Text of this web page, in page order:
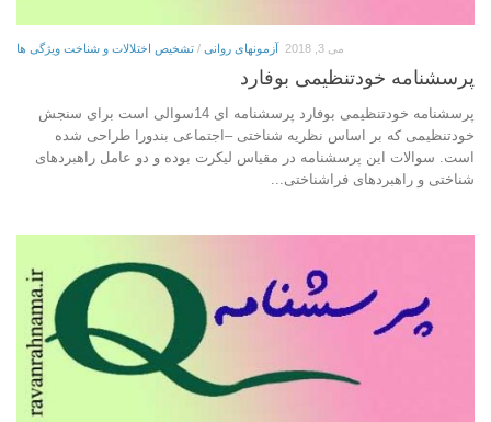
آزمونهای روانی / تشخیص اختلالات و شناخت ویژگی ها می 3, 2018
پرسشنامه خودتنظیمی بوفارد
پرسشنامه خودتنظیمی بوفارد پرسشنامه ای 14سوالی است برای سنجش
خودتنظیمی که بر اساس نظریه شناختی –اجتماعی بندورا طراحی شده
است. سوالات این پرسشنامه در مقیاس لیکرت بوده و دو عامل راهبردهای
شناختی و راهبردهای فراشناختی...